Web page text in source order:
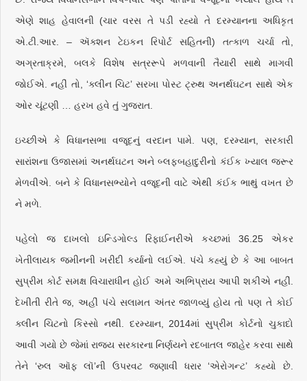
એણે શાહ હેવાલની (ચાર વરસ તે પડી રહ્યો તે દરમ્યાનના અધિકૃત
એ.ટી.આર. – ઍક્શન ટેઇકન રિપોર્ટ સહિતની) તત્કાળ ચર્ચા તો,
અગ્રતાક્રમે, બલકે વિશેષ સત્રરૂપે મળવાની તૈયારી સાથે માગવી
જોઈએ. નહીં તો, ‘ક્લીન ચિટ’ સરખા પોસ્ટ ટ્રુથ અનર્થઘટન સાથે એક
ઓર ચૂંટણી … હરખ હવે તું ગુજરાત.
ઇચ્છીએ કે વિધાનસભા વજૂદનું વરદાન પામે. પણ, દરમ્યાન, સરકારી
સારાંશના ઉજાસમાં અનર્થઘટન અને બ્લફબહાદુરીનો કંઈક ખ્યાલ જરૂર
મેળવીએ. બને કે વિધાનસભ્યોને વજૂદની વાટે એથી કંઈક ભાથું વખત છે
ને મળે.
પહેલો જ દાખલો ઇન્ડિગોલ્ડ રિફાઈનરીએ કચ્છમાં 36.25 એકર
ખેતીલાયક જમીનની ખરીદી કર્યાનો લઈએ. પંચે કહ્યું છે કે આ બાબત
સુપ્રીમ કોર્ટ સમક્ષ વિચારાધીન હોઈ અમે અભિપ્રાય આપી શકીએ નહીં.
દેખીતી રીતે જ, અહીં પંચે સલામત અંતર જાળવ્યું હોય તો પણ તે કોઈ
ક્લીન ચિટનો કિસ્સો નથી. દરમ્યાન, 2014માં સુપ્રીમ કોર્ટનો ચુકાદો
આવી ગયો છે જેમાં રાજ્ય સરકારના નિર્ણયને રદબાતલ જાહેર કરવા સાથે
તેને ‘રુલ ઑફ લૉ’ની ઉપરવટ જણાવી ધરાર ‘એરોગન્ટ’ કહ્યો છે.